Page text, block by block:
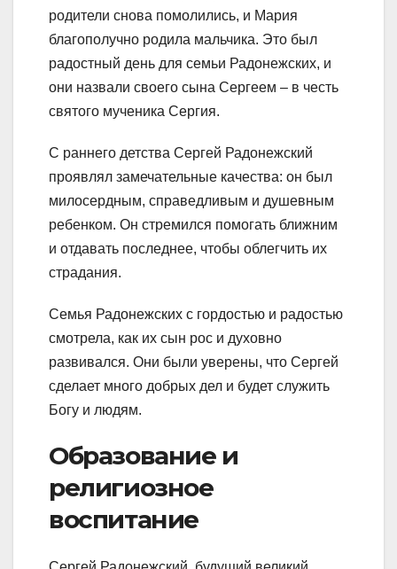
родители снова помолились, и Мария
благополучно родила мальчика. Это был
радостный день для семьи Радонежских, и
они назвали своего сына Сергеем – в честь
святого мученика Сергия.
С раннего детства Сергей Радонежский
проявлял замечательные качества: он был
милосердным, справедливым и душевным
ребенком. Он стремился помогать ближним
и отдавать последнее, чтобы облегчить их
страдания.
Семья Радонежских с гордостью и радостью
смотрела, как их сын рос и духовно
развивался. Они были уверены, что Сергей
сделает много добрых дел и будет служить
Богу и людям.
Образование и
религиозное
воспитание